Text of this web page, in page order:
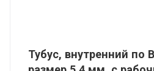
Тубус, внутренний по